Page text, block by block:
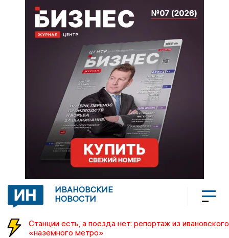
ИВАНОВСКИЕ
НОВОСТИ
Станции есть, а поезда нет: репортаж из ивановского
«наземного метро»